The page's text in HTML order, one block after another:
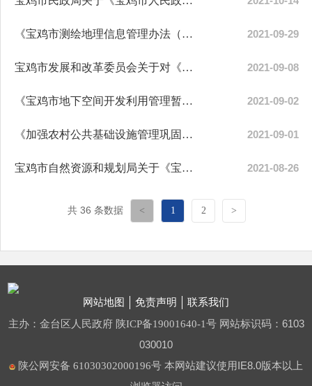
《宝鸡市测绘地理信息管理办法（征求意见稿）》公开征求意见采纳情况 2021-09-29
宝鸡市发展和改革委员会关于对《宝鸡市机动车停放服务收费管理办法（征求意见稿）... 2021-09-08
《宝鸡市地下空间开发利用管理暂行办法（征求意见稿）》公开征求意见采纳情况 2021-09-02
《加强农村公共基础设施管理巩固拓展脱贫攻坚成果促进乡村振兴的意见》公开征求意... 2021-09-01
宝鸡市自然资源和规划局关于《宝鸡市测绘地理信息管理办法（征求意见稿）》征求意... 2021-08-26
共 36 条数据 < 1 2 >
网站地图 免责声明 联系我们
主办：金台区人民政府 陕ICP备19001640-1号 网站标识码：6103
030010
陕公网安备 61030302000196号 本网站建议使用IE8.0版本以上